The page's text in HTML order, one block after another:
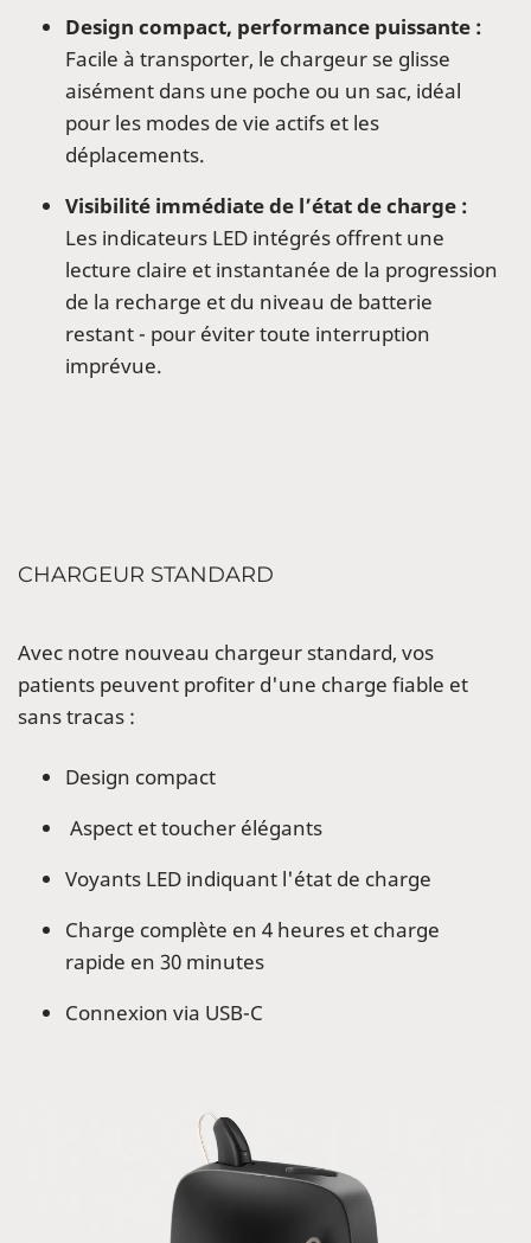
Design compact, performance puissante :
Facile à transporter, le chargeur se glisse
aisément dans une poche ou un sac, idéal
pour les modes de vie actifs et les
déplacements.
Visibilité immédiate de l’état de charge :
Les indicateurs LED intégrés offrent une
lecture claire et instantanée de la progression
de la recharge et du niveau de batterie
restant - pour éviter toute interruption
imprévue.
CHARGEUR STANDARD
Avec notre nouveau chargeur standard, vos
patients peuvent profiter d'une charge fiable et
sans tracas :
Design compact
Aspect et toucher élégants
Voyants LED indiquant l'état de charge
Charge complète en 4 heures et charge
rapide en 30 minutes
Connexion via USB-C